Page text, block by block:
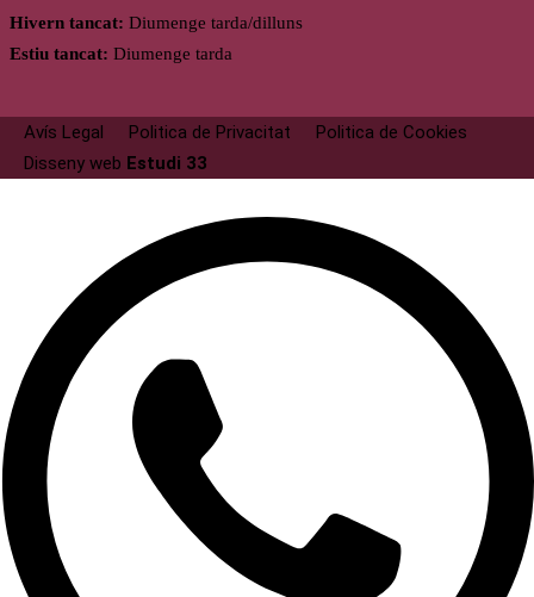
Hivern tancat: Diumenge tarda/dilluns
Estiu tancat: Diumenge tarda
Avís Legal Politica de Privacitat
Politica de Cookies
Disseny web Estudi 33